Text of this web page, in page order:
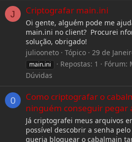
J Criptografar main.ini
Oi gente, alguém pode me
main.ini no client? Procurei
solução, obrigado!
juliooneto
Tópico 29 de
main.ini
Repostas: 1 Fórum:
Dúvidas
0
Como criptografar o
ninguém conseguir pegar
Já criptografei meus arquivos
possível descobrir a senha
queria bloquear o cabalmain